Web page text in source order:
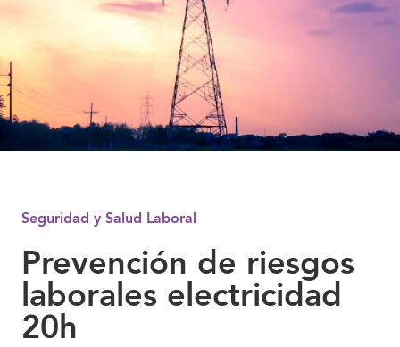
Seguridad y Salud Laboral
Prevención de riesgos
laborales electricidad
20h